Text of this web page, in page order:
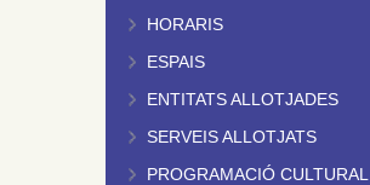
HORARIS
ESPAIS
ENTITATS ALLOTJADES
SERVEIS ALLOTJATS
PROGRAMACIÓ CULTURAL